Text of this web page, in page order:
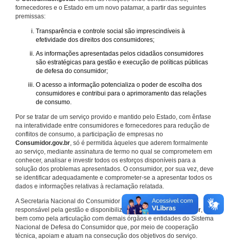
fornecedores e o Estado em um novo patamar, a partir das seguintes
premissas:
Transparência e controle social são imprescindíveis à
efetividade dos direitos dos consumidores;
As informações apresentadas pelos cidadãos consumidores
são estratégicas para gestão e execução de políticas públicas
de defesa do consumidor;
O acesso a informação potencializa o poder de escolha dos
consumidores e contribui para o aprimoramento das relações
de consumo.
Por se tratar de um serviço provido e mantido pelo Estado, com ênfase
na interatividade entre consumidores e fornecedores para redução de
conflitos de consumo, a participação de empresas no
Consumidor.gov.br, só é permitida àqueles que aderem formalmente
ao serviço, mediante assinatura de termo no qual se comprometem em
conhecer, analisar e investir todos os esforços disponíveis para a
solução dos problemas apresentados. O consumidor, por sua vez, deve
se identificar adequadamente e comprometer-se a apresentar todos os
dados e informações relativas à reclamação relatada.
A Secretaria Nacional do Consumidor do Ministério da Justiça é a
responsável pela gestão e disponibilização doConsumidor.gov.br,
bem como pela articulação com demais órgãos e entidades do Sistema
Nacional de Defesa do Consumidor que, por meio de cooperação
técnica, apoiam e atuam na consecução dos objetivos do serviço.